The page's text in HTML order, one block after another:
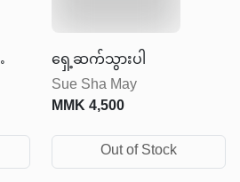
ရှေ့ဆက်သွားပါ
Sue Sha May
MMK4,500
Out of Stock